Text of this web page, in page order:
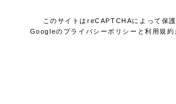
このサイトはreCAPTCHAによって保護
Googleの プライバシーポリシー と利用規約